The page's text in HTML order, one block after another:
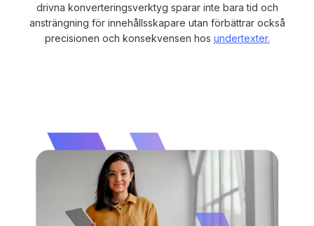
drivna konverteringsverktyg sparar inte bara tid och
ansträngning för innehållsskapare utan förbättrar också
precisionen och konsekvensen hos undertexter.